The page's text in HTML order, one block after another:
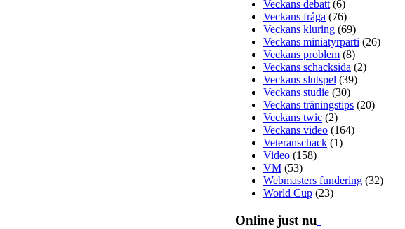
Veckans debatt (6)
Veckans fråga (76)
Veckans kluring (69)
Veckans miniatyrparti (26)
Veckans problem (8)
Veckans schacksida (2)
Veckans slutspel (39)
Veckans studie (30)
Veckans träningstips (20)
Veckans twic (2)
Veckans video (164)
Veteranschack (1)
Video (158)
VM (53)
Webmasters fundering (32)
World Cup (23)
Online just nu